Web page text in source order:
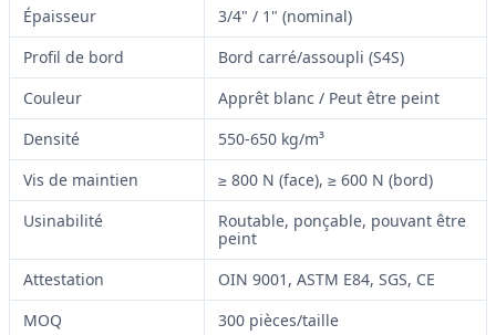
Épaisseur
3/4" / 1" (nominal)
Profil de bord
Bord carré/assoupli (S4S)
Couleur
Apprêt blanc / Peut être peint
Densité
550-650 kg/m³
Vis de maintien
≥ 800 N (face), ≥ 600 N (bord)
Usinabilité
Routable, ponçable, pouvant être
peint
Attestation
OIN 9001, ASTM E84, SGS, CE
MOQ
300 pièces/taille